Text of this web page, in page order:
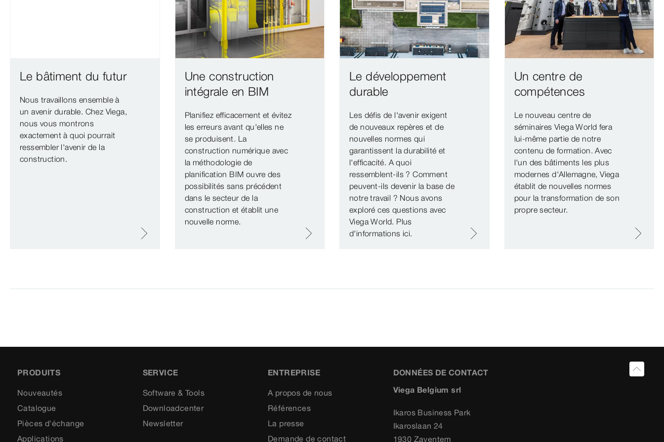
Le bâtiment du futur
Nous travaillons ensemble à
un avenir durable. Chez Viega,
nous vous montrons
exactement à quoi pourrait
ressembler l'avenir de la
construction.
Une construction
intégrale en BIM
Planifiez efficacement et évitez
les erreurs avant qu'elles ne
se produisent. La
construction numérique avec
la méthodologie de
planification BIM ouvre des
possibilités sans précédent
dans le secteur de la
construction et établit une
nouvelle norme.
Le développement
durable
Les défis de l'avenir exigent
de nouveaux repères et de
nouvelles normes qui
garantissent la durabilité et
l'efficacité. A quoi
ressemblent-ils ? Comment
peuvent-ils devenir la base de
notre travail ? Nous avons
exploré ces questions avec
Viega World. Plus
d'informations ici.
Un centre de
compétences
Le nouveau centre de
séminaires Viega World fera
lui-même partie de notre
contenu de formation. Avec
l'un des bâtiments les plus
modernes d'Allemagne, Viega
établit de nouvelles normes
pour la transformation de son
propre secteur.
PRODUITS
Nouveautés
Catalogue
Pièces d'échange
Applications
SERVICE
Software & Tools
Downloadcenter
Newsletter
ENTREPRISE
A propos de nous
Références
La presse
Demande de contact
DONNÉES DE CONTACT
Viega Belgium srl
Ikaros Business Park
Ikaroslaan 24
1930 Zaventem